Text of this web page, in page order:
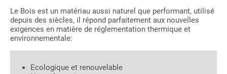
Le Bois est un matériau aussi naturel que performant, utilisé
depuis des siècles, il répond parfaitement aux nouvelles
exigences en matière de réglementation thermique et
environnementale:
Ecologique et renouvelable